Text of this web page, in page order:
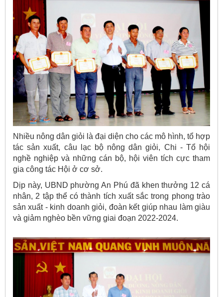
Nhiều nông dân giỏi là đại diện cho các mô hình, tổ hợp
tác sản xuất, câu lạc bộ nông dân giỏi, Chi - Tổ hội
nghề nghiệp và những cán bộ, hội viên tích cực tham
gia công tác Hội ở cơ sở.
Dịp này, UBND phường An Phú đã khen thưởng 12 cá
nhân, 2 tập thể có thành tích xuất sắc trong phong trào
sản xuất - kinh doanh giỏi, đoàn kết giúp nhau làm giàu
và giảm nghèo bền vững giai đoạn 2022-2024.